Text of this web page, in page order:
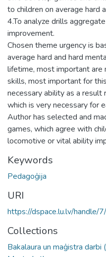
to children on average hard
4.To analyze drills
improvement.
Chosen theme urgency is
average hard and hard
lifetime, most important are
skills, most important for
necessary ability as a result
which is very necessary for
Author has selected and
games, which agree with
locomotive or vital ability
Keywords
Pedagoģija
URI
https://dspace.lu.lv/handle/
Collections
Bakalaura un maģistra